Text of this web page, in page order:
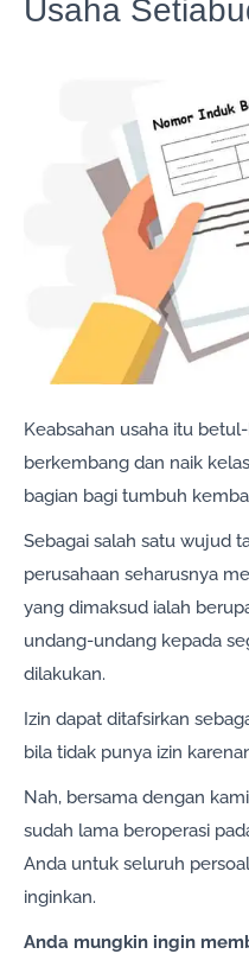
Usaha
Keabsahan usaha itu
berkembang dan naik
bagian bagi tumbuh
Sebagai salah satu wujud
perusahaan seharusnya
yang dimaksud ialah
undang-undang kepada
dilakukan.
Izin dapat ditafsirkan
bila tidak punya izin
Nah, bersama dengan
sudah lama beroperasi
Anda untuk seluruh
inginkan.
Anda mungkin ingin